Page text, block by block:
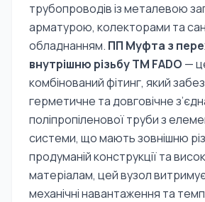
трубопроводів із металевою
арматурою, колекторами та
обладнанням. ПП Муфта з
внутрішню різьбу TM FADO —
комбінований фітинг, який
герметичне та довговічне
поліпропіленової труби з
системи, що мають зовнішню
продуманій конструкції та
матеріалам, цей вузол витримує
механічні навантаження та